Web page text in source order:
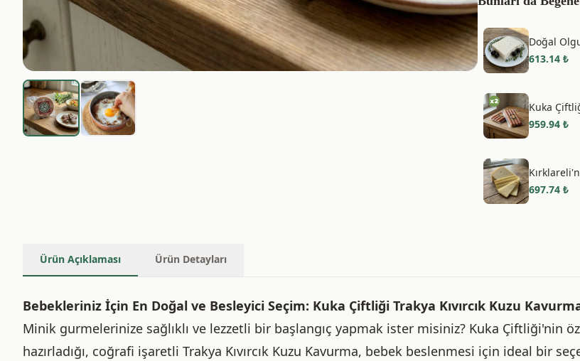
Doğal
613.14 ₺
Kuka
959.94 ₺
697.74 ₺
Ürün Açıklaması Ürün Detayları
Bebekleriniz İçin En Doğal ve Besleyici Seçim: Kuka Çiftliği Trakya Kıvırcık Kuzu
Minik gurmelerinize sağlıklı ve lezzetli bir başlangıç yapmak ister misiniz? Kuka Çiftliği'nin
hazırladığı, coğrafi işaretli Trakya Kıvırcık Kuzu Kavurma, bebek beslenmesi için ideal bir